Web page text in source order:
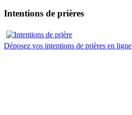
Intentions de prières
Déposez vos intentions de prières en ligne